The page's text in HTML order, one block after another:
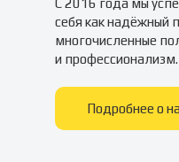
С 2016 года мы
себя как надёжный
многочисленные
и профессионализм.
Подробнее о